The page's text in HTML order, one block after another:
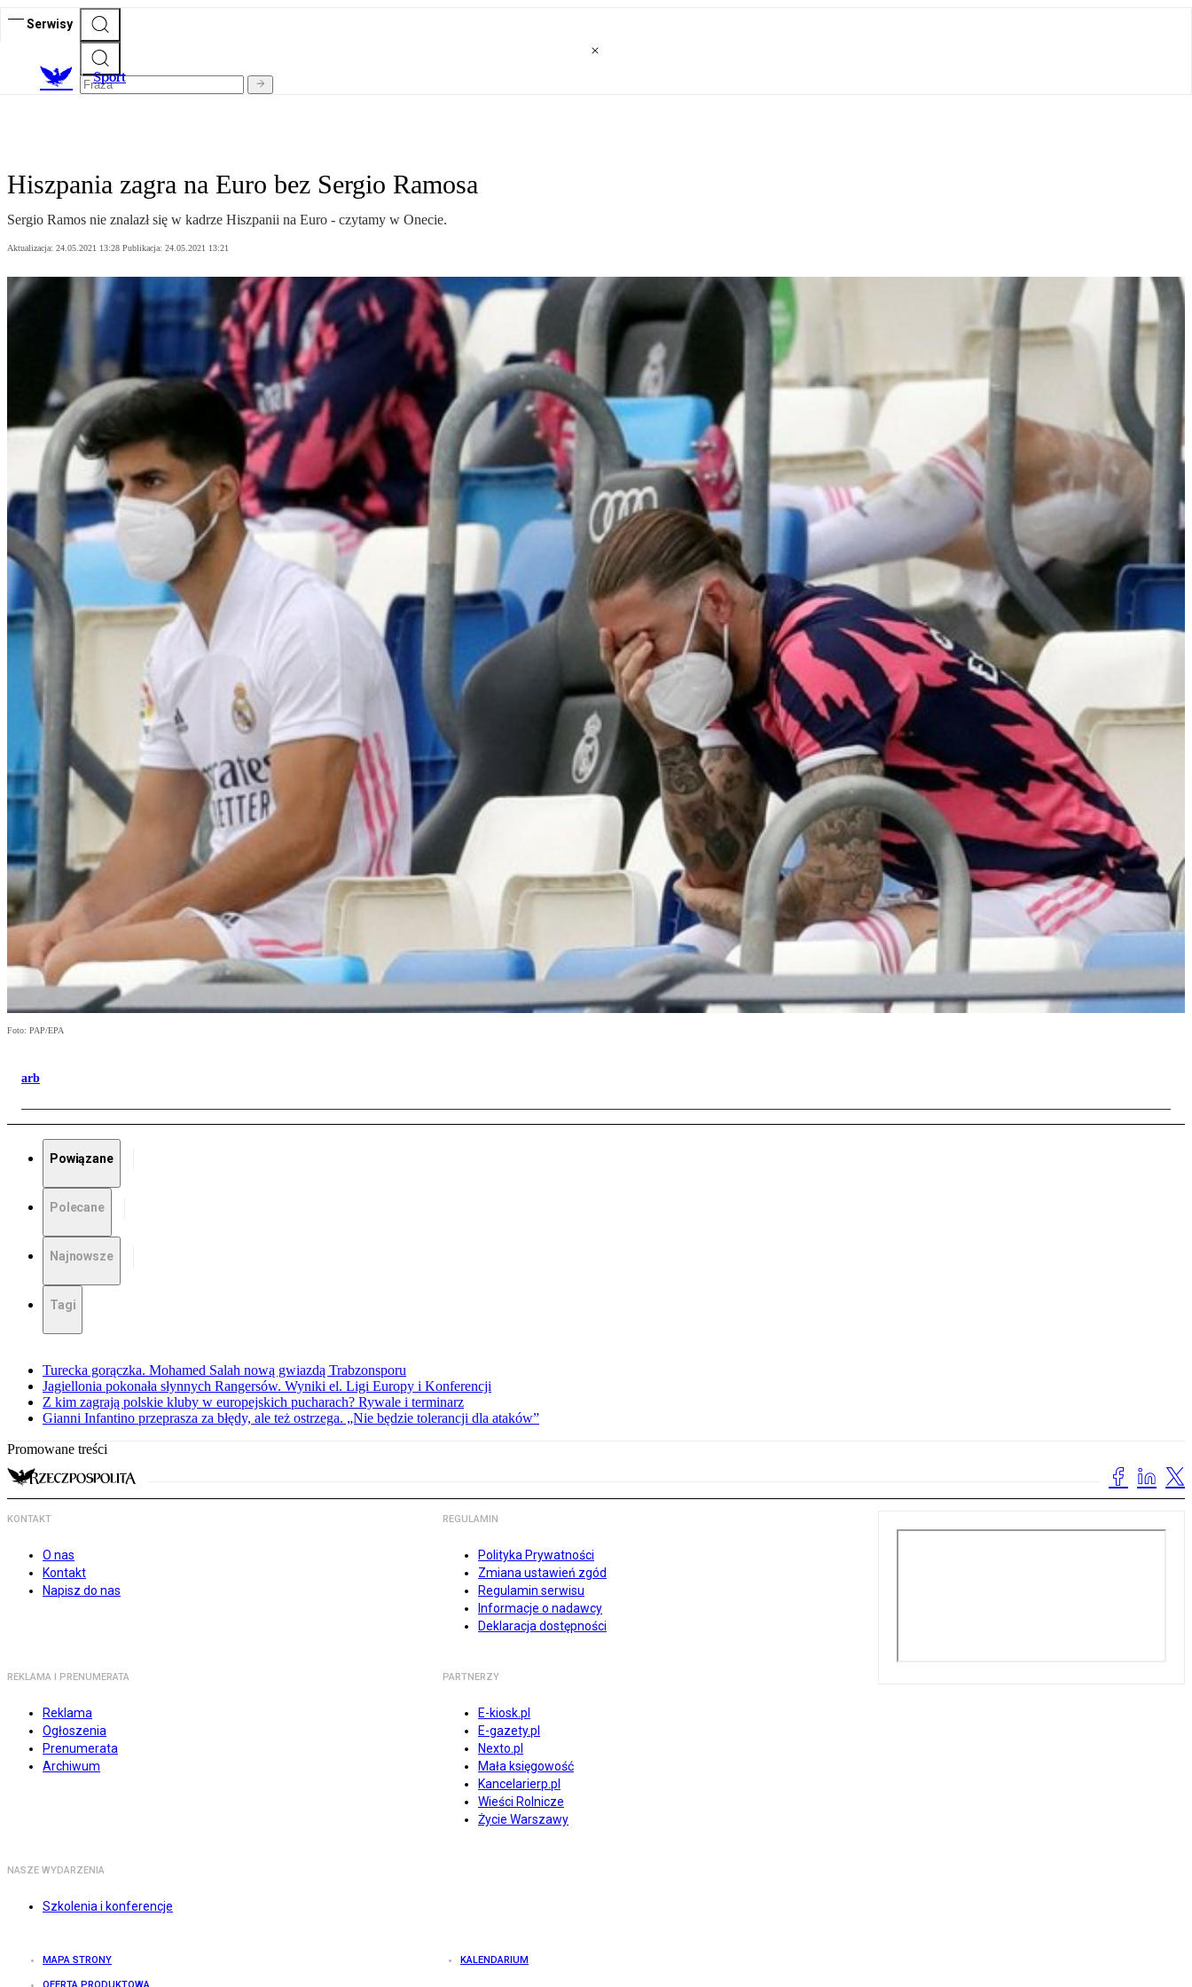
Serwisy
Sport
Hiszpania zagra na Euro bez Sergio Ramosa
Sergio Ramos nie znalazł się w kadrze Hiszpanii na Euro - czytamy w Onecie.
Aktualizacja: 24.05.2021 13:28 Publikacja: 24.05.2021 13:21
Foto: PAP/EPA
arb
Powiązane
Polecane
Najnowsze
Tagi
Turecka gorączka. Mohamed Salah nową gwiazdą Trabzonsporu
Jagiellonia pokonała słynnych Rangersów. Wyniki el. Ligi Europy i Konferencji
Z kim zagrają polskie kluby w europejskich pucharach? Rywale i terminarz
Gianni Infantino przeprasza za błędy, ale też ostrzega. „Nie będzie tolerancji dla ataków”
Promowane treści
KONTAKT
O nas
Kontakt
Napisz do nas
REGULAMIN
Polityka Prywatności
Zmiana ustawień zgód
Regulamin serwisu
Informacje o nadawcy
Deklaracja dostępności
REKLAMA I PRENUMERATA
Reklama
Ogłoszenia
Prenumerata
Archiwum
PARTNERZY
E-kiosk.pl
E-gazety.pl
Nexto.pl
Mała księgowość
Kancelarierp.pl
Wieści Rolnicze
Życie Warszawy
NASZE WYDARZENIA
Szkolenia i konferencje
MAPA STRONY KALENDARIUM